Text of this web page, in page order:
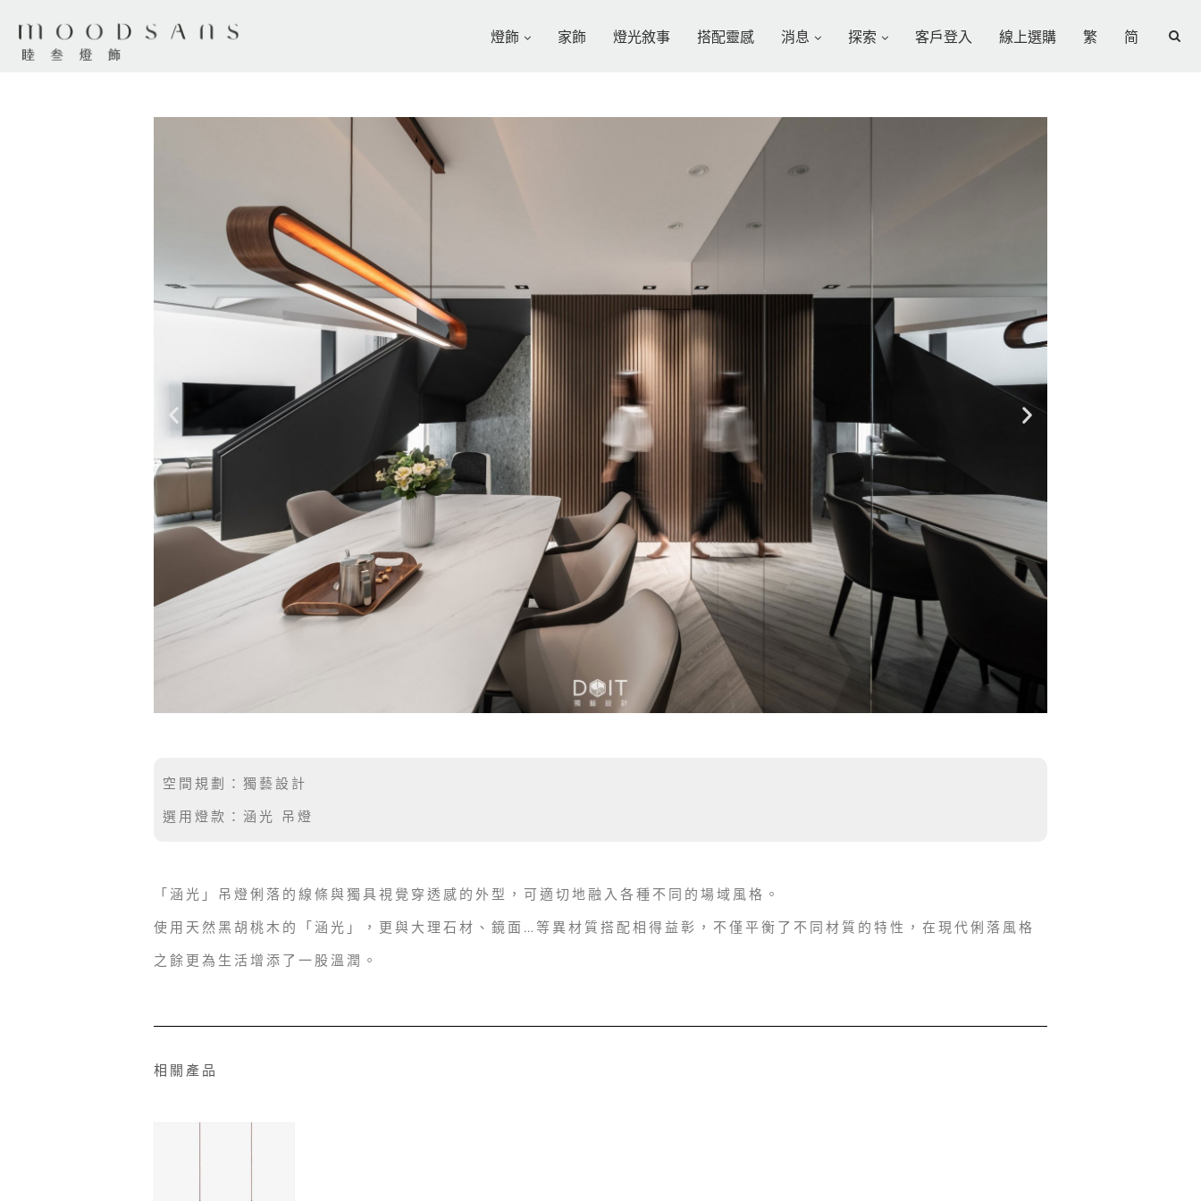
燈飾 家飾 燈光敘事 搭配靈感 消息 探索 客戶登入 線上選購 繁 简
空間規劃：獨藝設計
選用燈款：涵光 吊燈
「涵光」吊燈俐落的線條與獨具視覺穿透感的外型，可適切地融入各種不同的場域風格。
使用天然黑胡桃木的「涵光」，更與大理石材、鏡面…等異材質搭配相得益彰，不僅平衡了不同材質的特性，在現代俐落風格
之餘更為生活增添了一股溫潤。
相關產品